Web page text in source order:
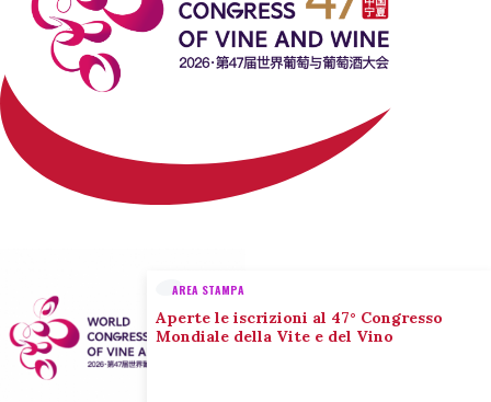
AREA STAMPA
Aperte le iscrizioni al 47° Congresso
Mondiale della Vite e del Vino